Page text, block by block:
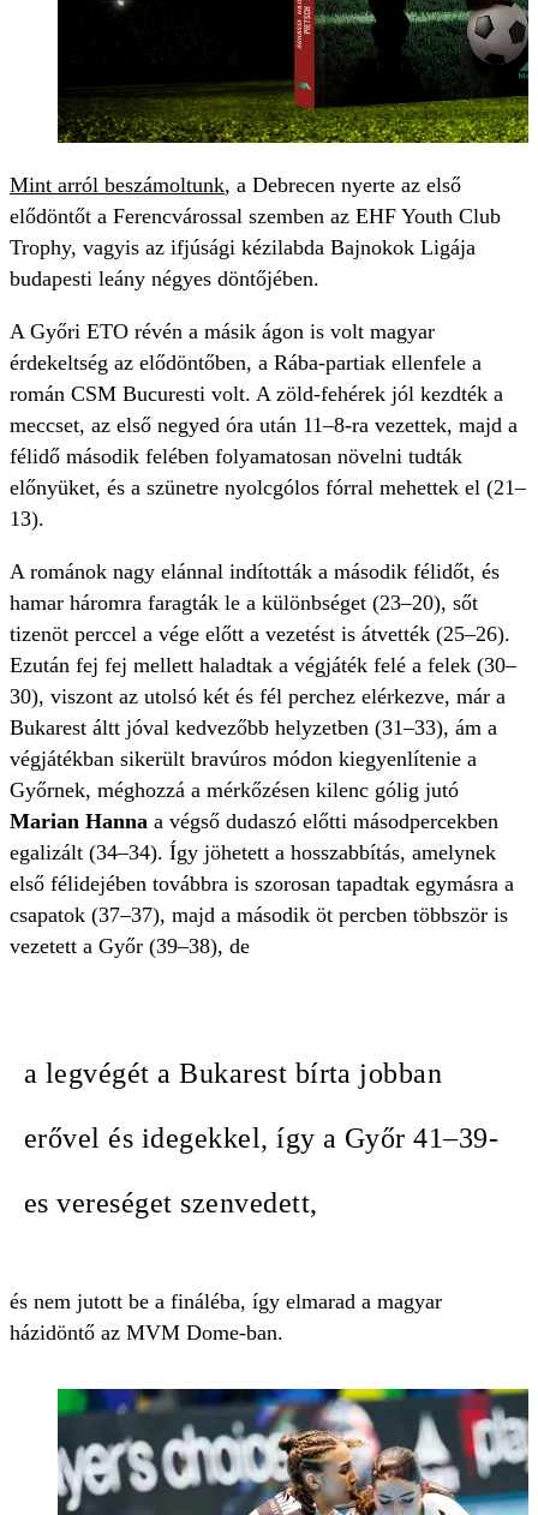
Mint arról beszámoltunk, a Debrecen nyerte az első
elődöntőt a Ferencvárossal szemben az EHF Youth Club
Trophy, vagyis az ifjúsági kézilabda Bajnokok Ligája
budapesti leány négyes döntőjében.
A Győri ETO révén a másik ágon is volt magyar
érdekeltség az elődöntőben, a Rába-partiak ellenfele a
román CSM Bucuresti volt. A zöld-fehérek jól kezdték a
meccset, az első negyed óra után 11–8-ra vezettek, majd a
félidő második felében folyamatosan növelni tudták
előnyüket, és a szünetre nyolcgólos fórral mehettek el (21–
13).
A románok nagy elánnal indították a második félidőt, és
hamar háromra faragták le a különbséget (23–20), sőt
tizenöt perccel a vége előtt a vezetést is átvették (25–26).
Ezután fej fej mellett haladtak a végjáték felé a felek (30–
30), viszont az utolsó két és fél perchez elérkezve, már a
Bukarest áltt jóval kedvezőbb helyzetben (31–33), ám a
végjátékban sikerült bravúros módon kiegyenlítenie a
Győrnek, méghozzá a mérkőzésen kilenc gólig jutó
Marian Hanna a végső dudaszó előtti másodpercekben
egalizált (34–34). Így jöhetett a hosszabbítás, amelynek
első félidejében továbbra is szorosan tapadtak egymásra a
csapatok (37–37), majd a második öt percben többször is
vezetett a Győr (39–38), de
a legvégét a Bukarest bírta jobban
erővel és idegekkel, így a Győr 41–39-
es vereséget szenvedett,
és nem jutott be a fináléba, így elmarad a magyar
házidöntő az MVM Dome-ban.